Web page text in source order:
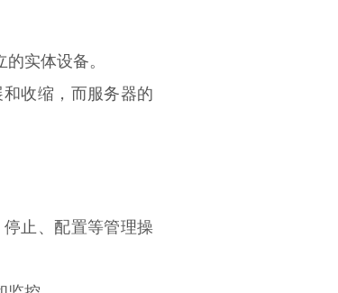
实体设备。
收缩，而服务器的
止、配置等管理操